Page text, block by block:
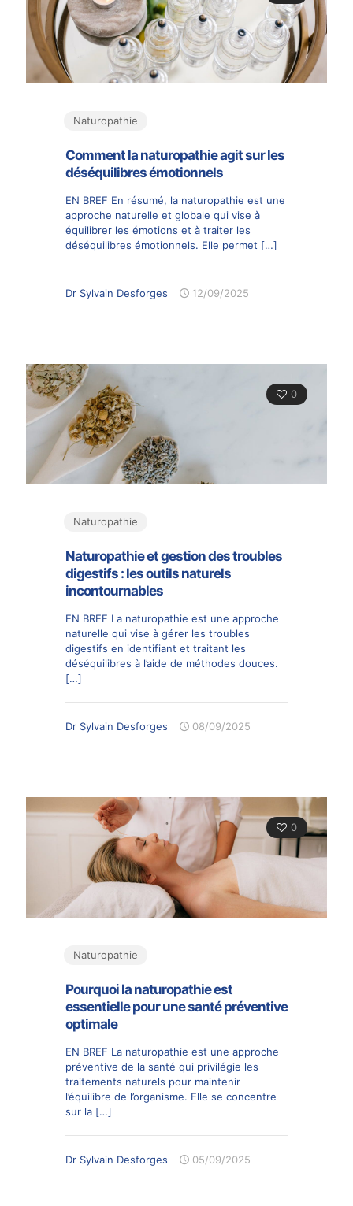
Naturopathie
Comment la naturopathie agit sur les
déséquilibres émotionnels
EN BREF En résumé, la naturopathie est une
approche naturelle et globale qui vise à
équilibrer les émotions et à traiter les
déséquilibres émotionnels. Elle permet […]
Dr Sylvain Desforges 12/09/2025
0
Naturopathie
Naturopathie et gestion des troubles
digestifs : les outils naturels
incontournables
EN BREF La naturopathie est une approche
naturelle qui vise à gérer les troubles
digestifs en identifiant et traitant les
déséquilibres à l’aide de méthodes douces.
[…]
Dr Sylvain Desforges 08/09/2025
0
Naturopathie
Pourquoi la naturopathie est
essentielle pour une santé préventive
optimale
EN BREF La naturopathie est une approche
préventive de la santé qui privilégie les
traitements naturels pour maintenir
l’équilibre de l’organisme. Elle se concentre
sur la […]
Dr Sylvain Desforges 05/09/2025